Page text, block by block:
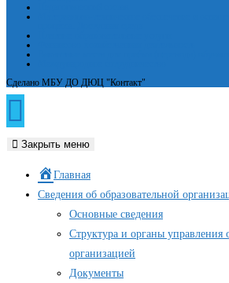
Сделано МБУ ДО ДЮЦ "Контакт"
Закрыть меню
Главная
Сведения об образовательной
Основные сведения
Структура и органы управления
организацией
Документы